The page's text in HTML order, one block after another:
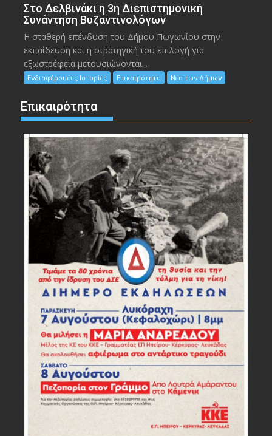
Στο Δελβινάκι η 3η Διεπιστημονική
Συνάντηση Βυζαντινολόγων
Η σταθερή επένδυση του Δήμου Πωγωνίου στην
εκπαίδευση και η στρατηγική του επιλογή για
εξωστρέφεια μετουσιώνονται...
Ενδιαφέρουσες Ιστορίες Επικαιρότητα Νέα των Δήμων
Επικαιρότητα